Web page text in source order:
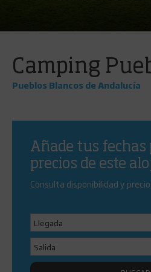
Camping
Pueblos Blancos de Andalucía
Añade tus fechas
precios de este
Consulta disponibilidad y